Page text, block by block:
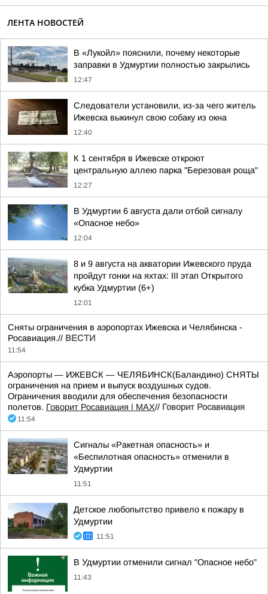
ЛЕНТА НОВОСТЕЙ
В «Лукойл» пояснили, почему некоторые
заправки в Удмуртии полностью закрылись
12:47
Следователи установили, из-за чего житель
Ижевска выкинул свою собаку из окна
12:40
К 1 сентября в Ижевске откроют
центральную аллею парка "Березовая роща"
12:27
В Удмуртии 6 августа дали отбой сигналу
«Опасное небо»
12:04
8 и 9 августа на акватории Ижевского пруда
пройдут гонки на яхтах: III этап Открытого
кубка Удмуртии (6+)
12:01
Сняты ограничения в аэропортах Ижевска и Челябинска -
Росавиация.// ВЕСТИ
11:54
Аэропорты — ИЖЕВСК — ЧЕЛЯБИНСК(Баландино) СНЯТЫ
ограничения на прием и выпуск воздушных судов.
Ограничения вводили для обеспечения безопасности
полетов. Говорит Росавиация | MAX// Говорит Росавиация
11:54
Сигналы «Ракетная опасность» и
«Беспилотная опасность» отменили в
Удмуртии
11:51
Детское любопытство привело к пожару в
Удмуртии
11:51
В Удмуртии отменили сигнал "Опасное небо"
11:43